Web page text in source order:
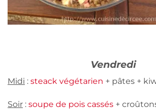
Vendredi
Midi : steack végétarien + pâtes +
Soir : soupe de pois cassés +